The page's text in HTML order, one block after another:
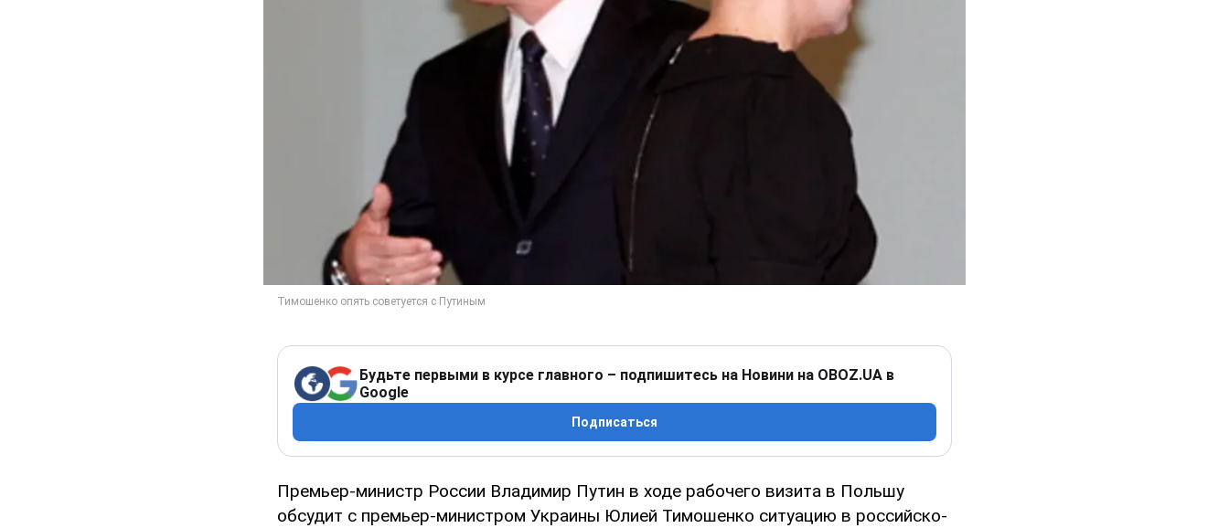
Будьте первыми в курсе главного – подпишитесь на Новини на OBOZ.UA в
Google
Подписаться
Премьер-министр России Владимир Путин в ходе рабочего визита в Польшу
обсудит с премьер-министром Украины Юлией Тимошенко ситуацию в российско-